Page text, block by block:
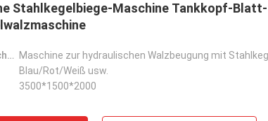
Stahlkegelbiege-Maschine Tankkopf-Blatt-
Produktbezeichnung:
Maschine zur hydraulischen Walzbeugung mit
Blau/Rot/Weiß usw.
3500*1500*2000